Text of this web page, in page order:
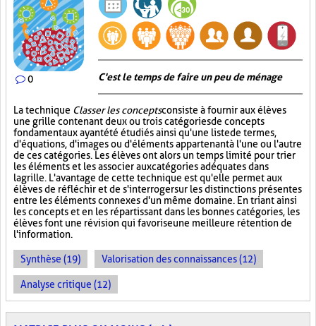
0 C'est le temps de faire un peu de ménage
La technique Classer les conceptsconsiste à fournir aux élèves
une grille contenant deux ou trois catégories de concepts
fondamentaux ayant été étudiés ainsi qu'une liste de termes,
d'équations, d'images ou d'éléments appartenant à l'une ou l'autre
de ces catégories. Les élèves ont alors un temps limité pour trier
les éléments et les associer aux catégories adéquates dans
la grille. L'avantage de cette technique est qu'elle permet aux
élèves de réfléchir et de s'interroger sur les distinctions présentes
entre les éléments connexes d'un même domaine. En triant ainsi
les concepts et en les répartissant dans les bonnes catégories, les
élèves font une révision qui favorise une meilleure rétention de
l'information.
Synthèse (19) Valorisation des connaissances (12)
Analyse critique (12)